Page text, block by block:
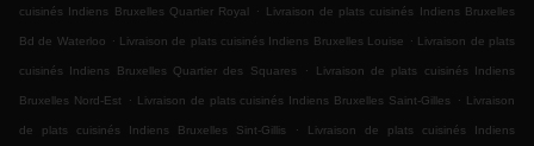
cuisinés Indiens Bruxelles Quartier Royal . Livraison de plats cuisinés Indiens Bruxelles
Bd de Waterloo . Livraison de plats cuisinés Indiens Bruxelles Louise . Livraison de plats
cuisinés Indiens Bruxelles Quartier des Squares . Livraison de plats cuisinés Indiens
Bruxelles Nord-Est . Livraison de plats cuisinés Indiens Bruxelles Saint-Gilles . Livraison
de plats cuisinés Indiens Bruxelles Sint-Gillis . Livraison de plats cuisinés Indiens